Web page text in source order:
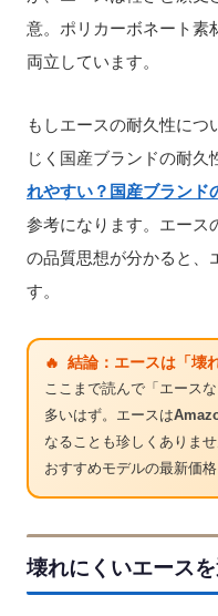
意。ポリカーボネート素
両立しています。
もしエースの耐久性につ
じく国産ブランドの耐久
れやすい？国産ブランド
参考になります。エース
の品質思想が分かると、
す。
🔥 結論：エースは「壊
ここまで読んで「エース
多いはず。エースは
なることも珍しくありま
おすすめモデルの最新価
壊れにくいエース